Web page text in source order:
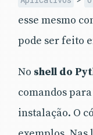
esse mesmo
pode ser feito
No shell do
comandos
instalação. O